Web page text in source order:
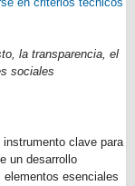
la transparencia, el
sociales
clave para
un desarrollo
esenciales